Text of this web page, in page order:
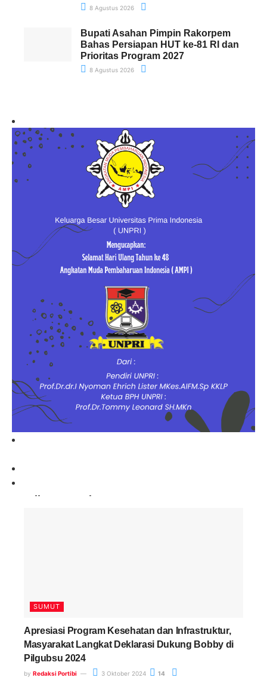
8 Agustus 2026
Bupati Asahan Pimpin Rakorpem
Bahas Persiapan HUT ke-81 RI dan
Prioritas Program 2027
8 Agustus 2026
Paling Banyak Komentar
SUMUT
Apresiasi Program Kesehatan dan Infrastruktur,
Masyarakat Langkat Deklarasi Dukung Bobby di
Pilgubsu 2024
by Redaksi Portibi 3 Oktober 2024 14